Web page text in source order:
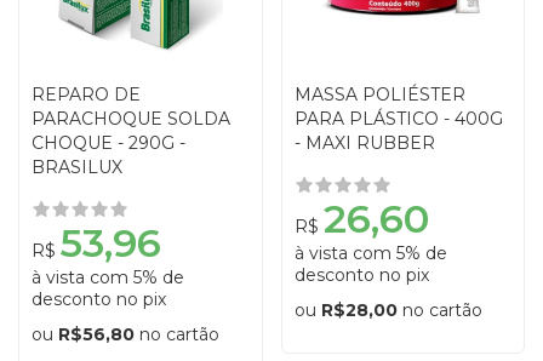
REPARO DE
PARACHOQUE SOLDA
CHOQUE - 290G -
BRASILUX
R$ 53,96
à vista com 5% de
desconto no pix
ou R$56,80 no cartão
MASSA POLIÉSTER
PARA PLÁSTICO - 400G
- MAXI RUBBER
R$ 26,60
à vista com 5% de
desconto no pix
ou R$28,00no cartão